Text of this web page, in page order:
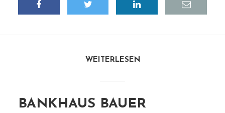
WEITERLESEN
BANKHAUS BAUER